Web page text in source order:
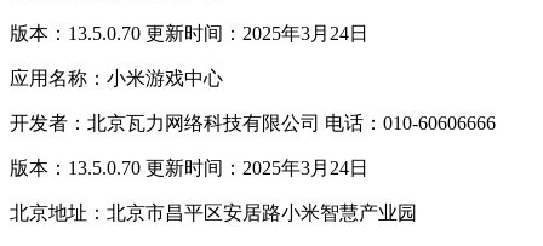
版本：13.5.0.70 更新时间：2025年3月24日
应用名称：小米游戏中心
开发者：北京瓦力网络科技有限公司 电话：010-60606666
版本：13.5.0.70 更新时间：2025年3月24日
北京地址：北京市昌平区安居路小米智慧产业园